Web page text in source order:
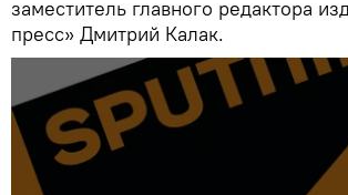
заместитель главного редактора
пресс» Дмитрий Калак.